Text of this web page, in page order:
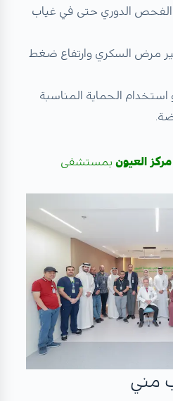
الفحص الدوري حتى في غياب
مرض السكري وارتفاع ضغط
الحماية المناسبة
مركز العيونبمستشفى
مني